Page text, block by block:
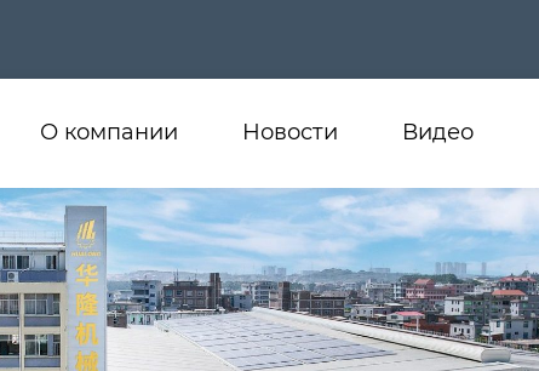
О компании Новости Видео